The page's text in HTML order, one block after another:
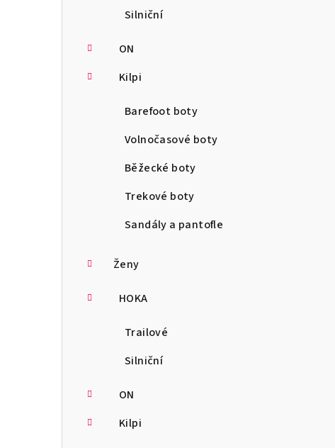
Silniční
ON
Kilpi
Barefoot boty
Volnočasové boty
Běžecké boty
Trekové boty
Sandály a pantofle
Ženy
HOKA
Trailové
Silniční
ON
Kilpi